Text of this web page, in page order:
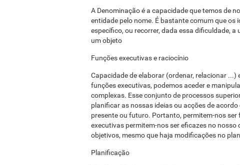
A Denominação é a capacidade que temos de
entidade pelo nome. É bastante comum que
específico, ou recorrer, dada essa dificuldade,
um objeto
Funções executivas e raciocínio
Capacidade de elaborar (ordenar, relacionar
funções executivas, podemos aceder e
complexas. Esse conjunto de processos
planificar as nossas ideias ou acções de
presente ou futuro. Portanto, permitem-nos
executivas permitem-nos ser eficazes no
objetivos, mesmo que haja modificações no
Planificação